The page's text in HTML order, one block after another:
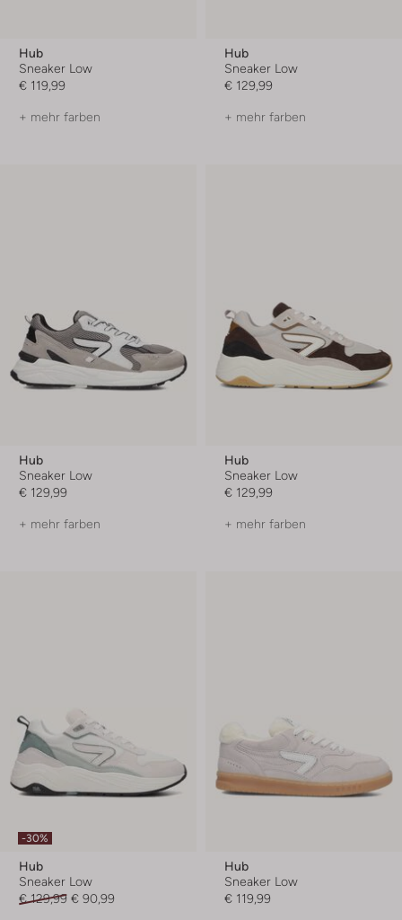
Hub
Sneaker Low
€ 119,99
+ mehr farben
Hub
Sneaker Low
€ 129,99
+ mehr farben
Hub
Sneaker Low
€ 129,99
+ mehr farben
Hub
Sneaker Low
€ 129,99
+ mehr farben
-30%
Hub
Sneaker Low
€ 129,99 € 90,99
Hub
Sneaker Low
€ 119,99